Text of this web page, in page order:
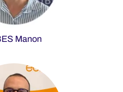
Manon